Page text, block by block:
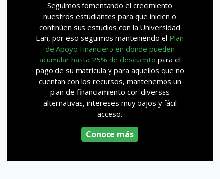
Seguimos fomentando el crecimiento
nuestros estudiantes para que inicien o
continúen sus estudios con la Universidad
Ean, por eso seguimos manteniendo el Plan
de Apoyo Financiero en donde pueden
acumular hasta 25% de descuento para el
pago de su matrícula y para aquellos que no
cuentan con los recursos, mantenemos un
plan de financiamiento con diversas
alternativas, intereses muy bajos y fácil
acceso.
Conoce más